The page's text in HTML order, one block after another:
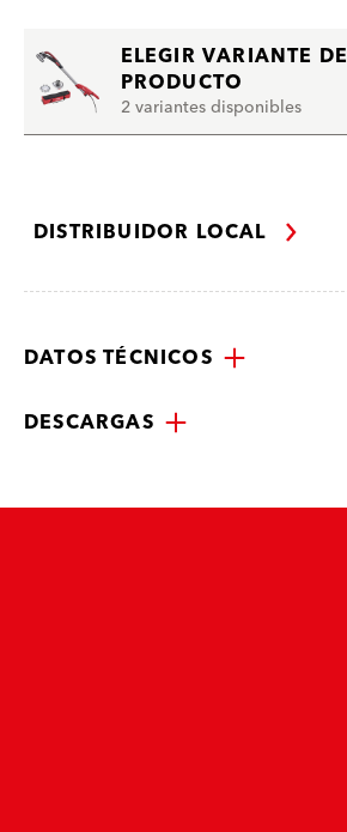
ELEGIR VARIANTE DE
PRODUCTO
2 variantes disponibles
DISTRIBUIDOR LOCAL
DATOS TÉCNICOS
DESCARGAS